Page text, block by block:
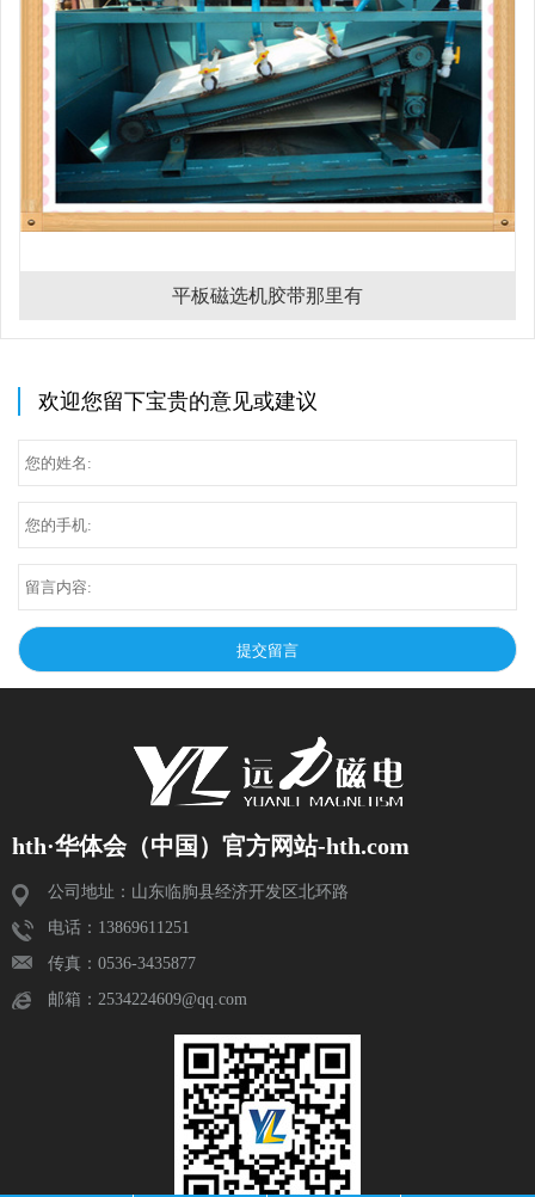
平板磁选机胶带那里有
欢迎您留下宝贵的意见或建议
hth·华体会（中国）官方网站-hth.com
公司地址：山东临朐县经济开发区北环路
电话：13869611251
传真：0536-3435877
邮箱：2534224609@qq.com